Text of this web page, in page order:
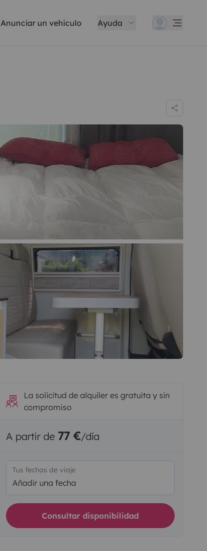
Anunciar un vehículo Ayuda
La solicitud de alquiler es gratuita y sin
compromiso
A partir de 77 €/día
Tus fechas de viaje
Añadir una fecha
Consultar disponibilidad